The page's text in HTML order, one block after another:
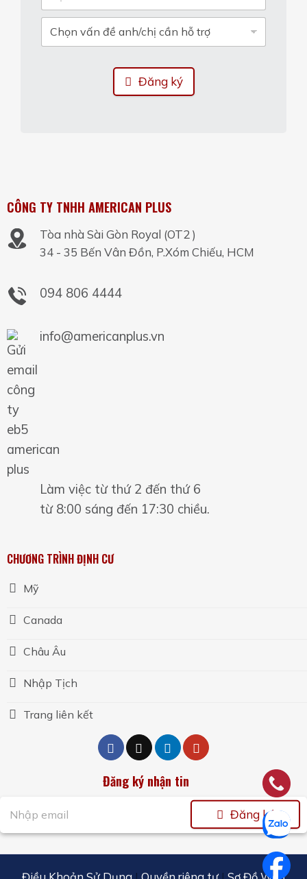
Đăng ký
CÔNG TY TNHH AMERICAN PLUS
Tòa nhà Sài Gòn Royal (OT2 )
34 - 35 Bến Vân Đồn, P.Xóm Chiếu, HCM
094 806 4444
info@americanplus.vn
Làm việc từ thứ 2 đến thứ 6
từ 8:00 sáng đến 17:30 chiều.
CHƯƠNG TRÌNH ĐỊNH CƯ
Mỹ
Canada
Châu Âu
Nhập Tịch
Trang liên kết
Đăng ký nhận tin
Đăng ký